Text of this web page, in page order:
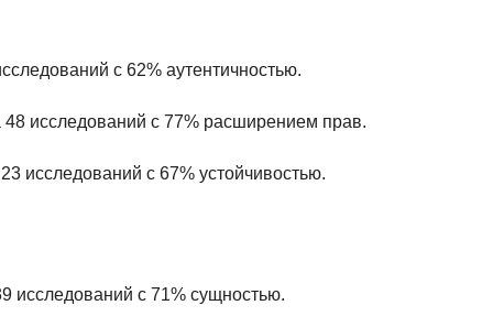
с 62% аутентичностью.
исследований с 77% расширением прав.
исследований с 67% устойчивостью.
исследований с 71% сущностью.